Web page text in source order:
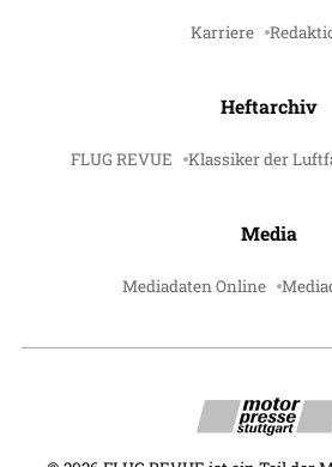
Karriere
Heftarchiv
FLUG REVUE Klassiker der
Media
Mediadaten Online